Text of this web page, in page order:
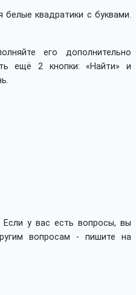
белые квадратики с буквами.
его дополнительно
ещё 2 кнопки: «Найти» и
у вас есть вопросы, вы
вопросам - пишите на